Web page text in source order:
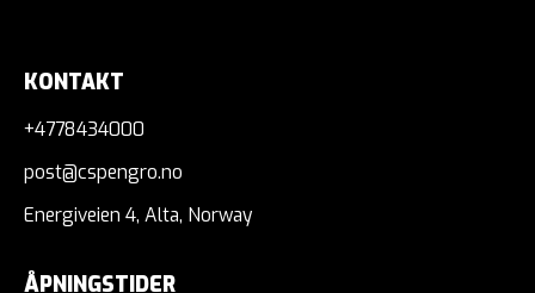
KONTAKT
+4778434000
post@cspengro.no
Energiveien 4, Alta, Norway
ÅPNINGSTIDER